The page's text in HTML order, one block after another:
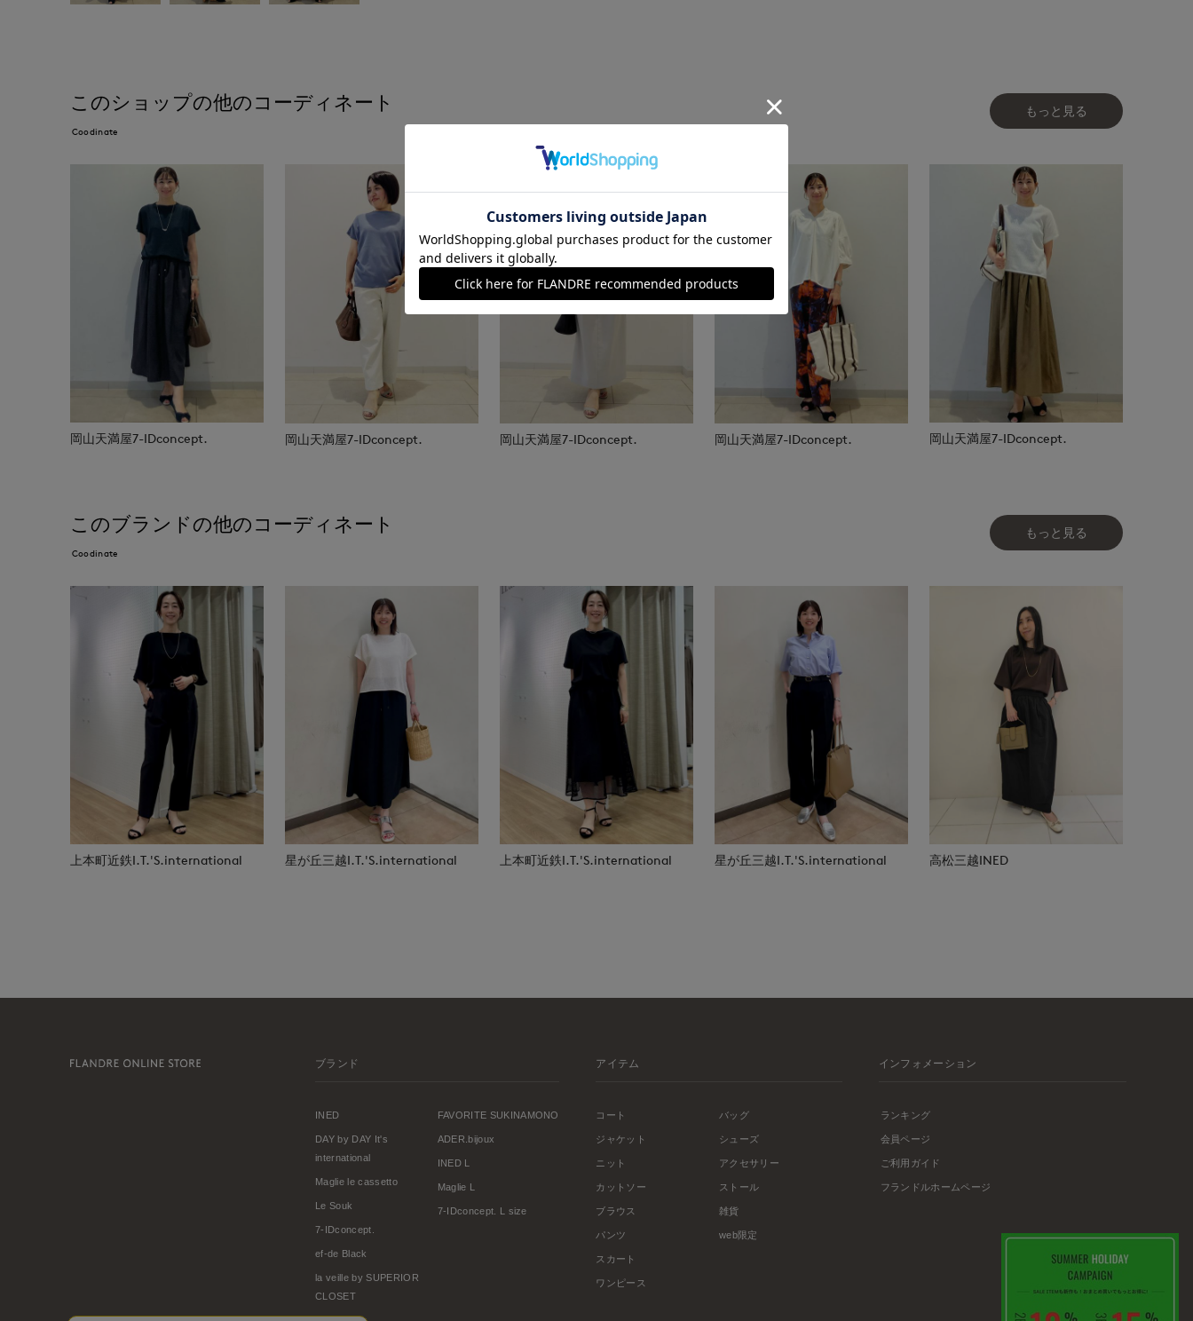
このショップの他のコーディネート
Coodinate
もっと見る
岡山天満屋7-IDconcept. 岡山天満屋7-IDconcept. 岡山天満屋7-IDconcept. 岡山天満屋7-IDconcept. 岡山天満屋7-IDconcept.
このブランドの他のコーディネート
Coodinate
もっと見る
上本町近鉄I.T.'S.international 星が丘三越I.T.'S.international 上本町近鉄I.T.'S.international 星が丘三越I.T.'S.international 高松三越INED
ブランド
INED
DAY by DAY It's
international
Maglie le cassetto
Le Souk
7-IDconcept.
ef-de Black
la veille by SUPERIOR
CLOSET
FAVORITE SUKINAMONO
ADER.bijoux
INED L
Maglie L
7-IDconcept. L size
アイテム
コート
ジャケット
ニット
カットソー
ブラウス
パンツ
スカート
ワンピース
バッグ
シューズ
アクセサリー
ストール
雑貨
web限定
インフォメーション
ランキング
会員ページ
ご利用ガイド
フランドルホームページ